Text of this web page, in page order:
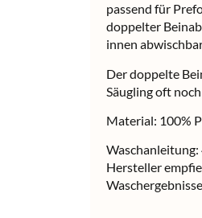
passend für
doppelter
innen
Der doppelte
Säugling oft
Material: 100%
Waschanleitung:
Hersteller